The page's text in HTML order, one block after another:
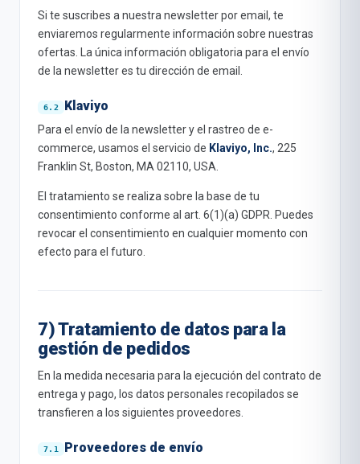
Si te suscribes a nuestra newsletter por email, te
enviaremos regularmente información sobre nuestras
ofertas. La única información obligatoria para el envío
de la newsletter es tu dirección de email.
Klaviyo
Para el envío de la newsletter y el rastreo de e-
commerce, usamos el servicio de Klaviyo, Inc., 225
Franklin St, Boston, MA 02110, USA.
El tratamiento se realiza sobre la base de tu
consentimiento conforme al art. 6(1)(a) GDPR. Puedes
revocar el consentimiento en cualquier momento con
efecto para el futuro.
7) Tratamiento de datos para la
gestión de pedidos
En la medida necesaria para la ejecución del contrato de
entrega y pago, los datos personales recopilados se
transfieren a los siguientes proveedores.
Proveedores de envío